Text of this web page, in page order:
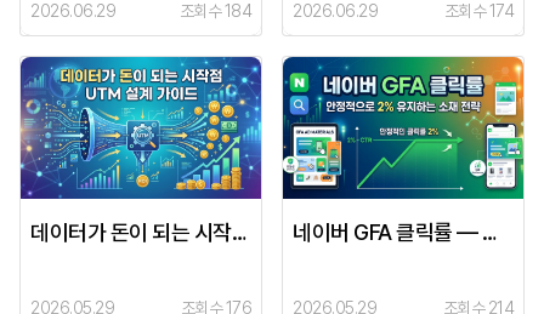
2026.06.29 조회수 184 2026.06.29 조회수 174
데이터가 돈이 되는 시작점 UTM 설계 가이드
2026.05.29 조회수 176
네이버 GFA 클릭률 — 안정적으로 2% 유지하는 소재 전략
2026.05.29 조회수 214